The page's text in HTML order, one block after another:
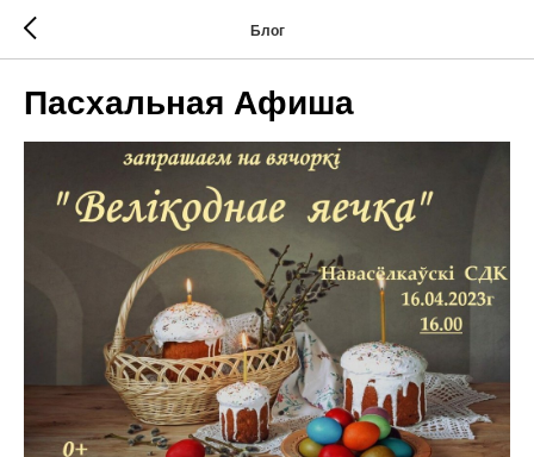
Блог
Пасхальная Афиша